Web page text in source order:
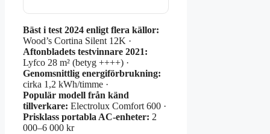
Bäst i test 2024 enligt flera källor:
Wood’s Cortina Silent 12K ·
Aftonbladets testvinnare 2021:
Lyfco 28 m² (betyg ++++) ·
Genomsnittlig energiförbrukning:
cirka 1,2 kWh/timme ·
Populär modell från känd
tillverkare: Electrolux Comfort 600 ·
Prisklass portabla AC-enheter: 2
000–6 000 kr